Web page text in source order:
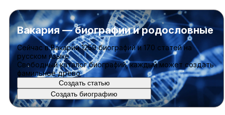
Вакария — биографии и родословные
Cейчас в Вакарии1259 биографийи170 статейна
русском языке
Свободный каталог биографий, каждый может создать
фамильное древо
Создать статью
Создать биографию